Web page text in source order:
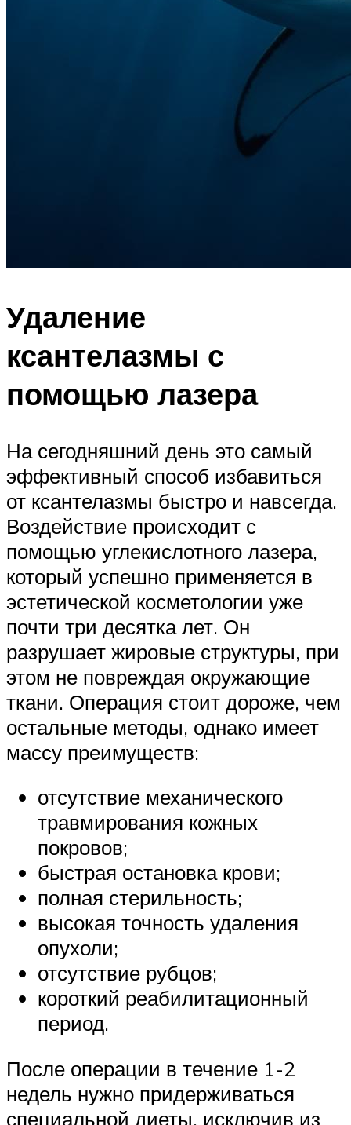
Удаление
ксантелазмы с
помощью лазера
На сегодняшний день это самый
эффективный способ избавиться
от ксантелазмы быстро и навсегда.
Воздействие происходит с
помощью углекислотного лазера,
который успешно применяется в
эстетической косметологии уже
почти три десятка лет. Он
разрушает жировые структуры, при
этом не повреждая окружающие
ткани. Операция стоит дороже, чем
остальные методы, однако имеет
массу преимуществ:
отсутствие механического
травмирования кожных
покровов;
быстрая остановка крови;
полная стерильность;
высокая точность удаления
опухоли;
отсутствие рубцов;
короткий реабилитационный
период.
После операции в течение 1-2
недель нужно придерживаться
специальной диеты, исключив из